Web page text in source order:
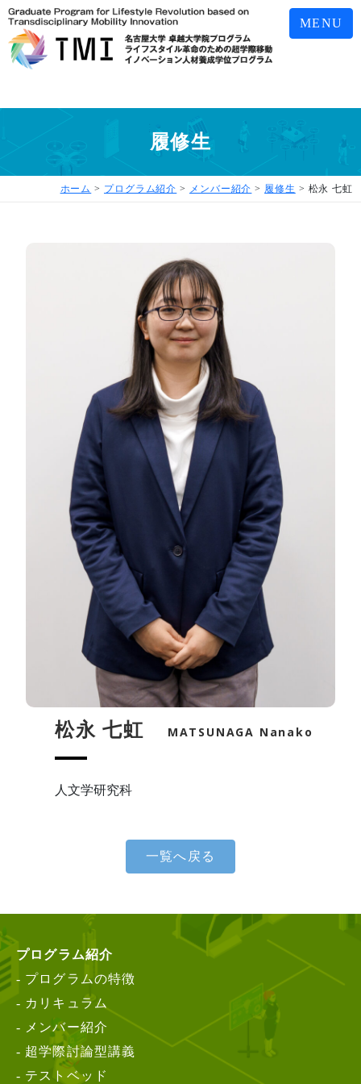
履修生
ホーム > プログラム紹介 > メンバー紹介 > 履修生 > 松永 七虹
松永 七虹 MATSUNAGA Nanako
人文学研究科
一覧へ戻る
プログラム紹介
プログラムの特徴
カリキュラム
メンバー紹介
超学際討論型講義
テストベッド
MENU